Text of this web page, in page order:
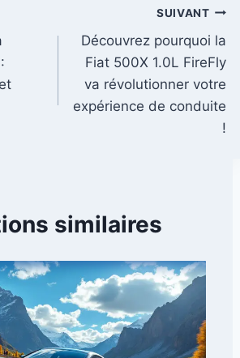
SUIVANT
Découvrez pourquoi la
Fiat 500X 1.0L FireFly
va révolutionner votre
expérience de conduite
!
similaires